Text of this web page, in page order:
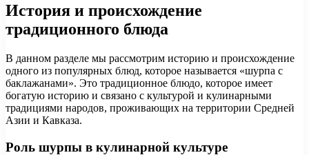
История и происхождение
традиционного блюда
В данном разделе мы рассмотрим историю и происхождение
одного из популярных блюд, которое называется «шурпа с
баклажанами». Это традиционное блюдо, которое имеет
богатую историю и связано с культурой и кулинарными
традициями народов, проживающих на территории Средней
Азии и Кавказа.
Роль шурпы в кулинарной культуре